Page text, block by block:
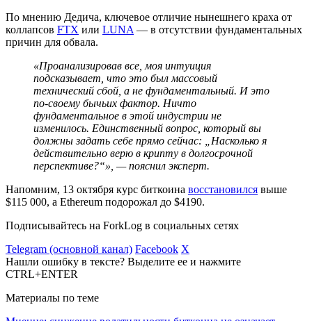
По мнению Дедича, ключевое отличие нынешнего краха от
коллапсов FTX или LUNA — в отсутствии фундаментальных
причин для обвала.
«Проанализировав все, моя интуиция
подсказывает, что это был массовый
технический сбой, а не фундаментальный. И это
по-своему бычьих фактор. Ничто
фундаментальное в этой индустрии не
изменилось. Единственный вопрос, который вы
должны задать себе прямо сейчас: „Насколько я
действительно верю в крипту в долгосрочной
перспективе?“», — пояснил эксперт.
Напомним, 13 октября курс биткоина восстановился выше
$115 000, а Ethereum подорожал до $4190.
Подписывайтесь на ForkLog в социальных сетях
Telegram (основной канал) Facebook X
Нашли ошибку в тексте? Выделите ее и нажмите
CTRL+ENTER
Материалы по теме